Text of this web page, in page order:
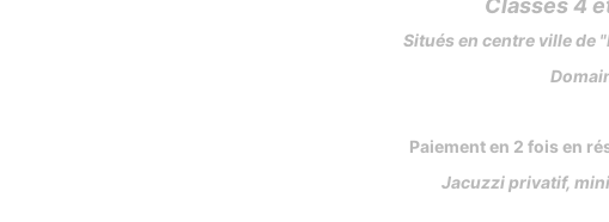
Classés 4
Situés en centre ville de
Paiement en 2 fois en
Jacuzzi privatif,